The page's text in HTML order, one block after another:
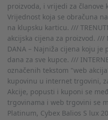
proizvoda, i vrijedi za članove
Vrijednost koja se obračuna
na klupsku karticu. ///
akcijska cijena za proizvod. ///
DANA – Najniža cijena koju
dana za sve kupce. ///
označenih tekstom "web
kupovinu u internet trgovini,
Akcije, popusti i kuponi se
trgovinama i web trgovini se
Platinum, Cybex Balios S lux